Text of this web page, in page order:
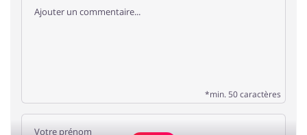
*min. 50 caractères